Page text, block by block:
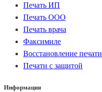
Печать ИП
Печать ООО
Печать врача
Факсимиле
Восстановление печати
Печати с защитой
Информация